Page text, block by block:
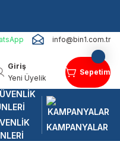
info@bin1.com.tr
Giriş
Yeni Üyelik
Sepetim
KAMPANYALAR